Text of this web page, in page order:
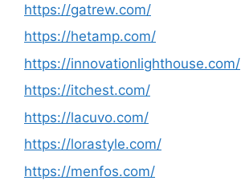
https://gatrew.com/
https://hetamp.com/
https://innovationlighthouse.com/
https://itchest.com/
https://lacuvo.com/
https://lorastyle.com/
https://menfos.com/